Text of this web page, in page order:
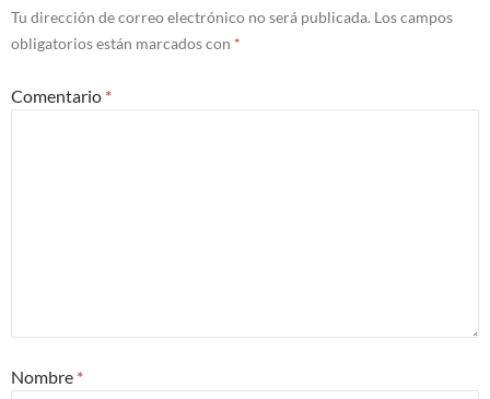
Tu dirección de correo electrónico no será publicada. Los campos
obligatorios están marcados con *
Comentario *
Nombre *